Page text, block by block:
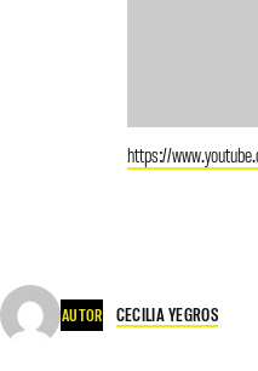
https://
AUTOR CECILIA YEGROS